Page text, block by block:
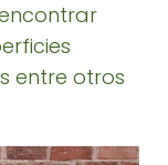
entre otros